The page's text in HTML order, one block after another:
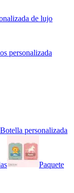
de lujo
personalizada
personalizada
Paquete